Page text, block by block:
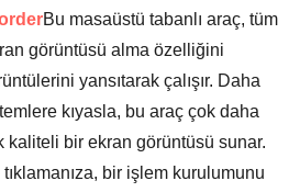
Bu masaüstü tabanlı araç, tüm
görüntüsü alma özelliğini
yansıtarak çalışır. Daha
kıyasla, bu araç çok daha
kaliteli bir ekran görüntüsü sunar.
bir işlem kurulumunu